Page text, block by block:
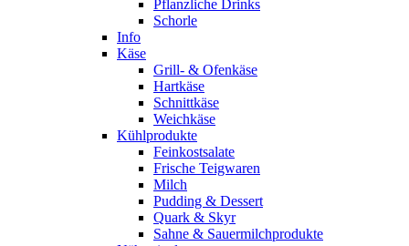
Pflanzliche Drinks
Schorle
Info
Käse
Grill- & Ofenkäse
Hartkäse
Schnittkäse
Weichkäse
Kühlprodukte
Feinkostsalate
Frische Teigwaren
Milch
Pudding & Dessert
Quark & Skyr
Sahne & Sauermilchprodukte